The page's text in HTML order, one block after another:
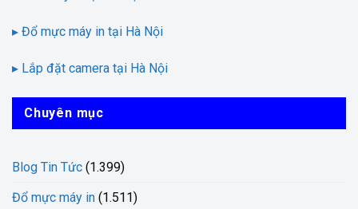
▸ Đổ mực máy in tại Hà Nội
▸ Lắp đặt camera tại Hà Nội
Chuyên mục
Blog Tin Tức (1.399)
Đổ mực máy in (1.511)